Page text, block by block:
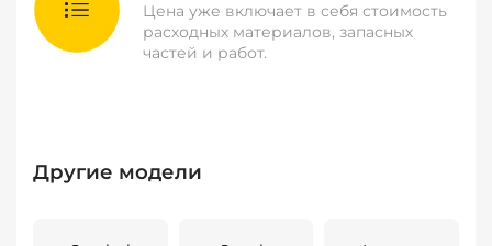
Цена уже включает в себя стоимость
расходных материалов, запасных
частей и работ.
Другие модели